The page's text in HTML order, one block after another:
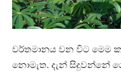
වර්තමානය වන විට මෙම
නොමැත. දැන් සිදුවන්නේ